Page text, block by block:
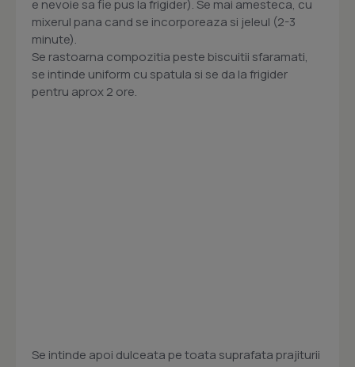
e nevoie sa fie pus la frigider). Se mai amesteca, cu
mixerul pana cand se incorporeaza si jeleul (2-3
minute).
Se rastoarna compozitia peste biscuitii sfaramati,
se intinde uniform cu spatula si se da la frigider
pentru aprox 2 ore.
Se intinde apoi dulceata pe toata suprafata prajiturii